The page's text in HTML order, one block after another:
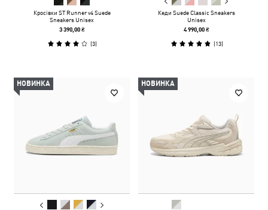
Кросівки ST Runner v4 Suede
Sneakers Unisex
3 390,00 ₴
(3)
Кеди Suede Classic Sneakers
Unisex
4 990,00 ₴
(13)
НОВИНКА НОВИНКА